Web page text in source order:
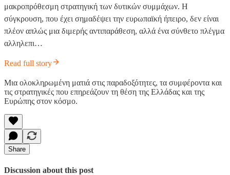
μακροπρόθεσμη στρατηγική των δυτικών συμμάχων. Η
σύγκρουση, που έχει σημαδέψει την ευρωπαϊκή ήπειρο, δεν είναι
πλέον απλώς μια διμερής αντιπαράθεση, αλλά ένα σύνθετο πλέγμα
αλληλεπι…
Read full story
Μια ολοκληρωμένη ματιά στις παραδοξότητες, τα συμφέροντα και
τις στρατηγικές που επηρεάζουν τη θέση της Ελλάδας και της
Ευρώπης στον κόσμο.
Share
Discussion about this post